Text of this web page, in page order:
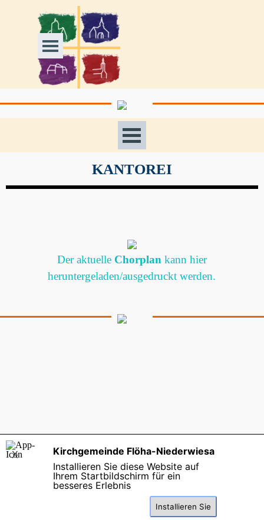
Direkt zum Seiteninhalt
Menü überspringen
KANTOREI
Der aktuelleChorplan kann hier
heruntergeladen/ausgedruckt werden.
Dresdner Straße 4 | 09557 Flöha
Fon : 03726-7929027
Kontaktformular
Impressum |
Datenschutzerklärung|Spenden
Kirchgemeinde Flöha-Niederwiesa
Installieren Sie diese Website auf
Ihrem Startbildschirm für ein
besseres Erlebnis
Installieren Sie
X